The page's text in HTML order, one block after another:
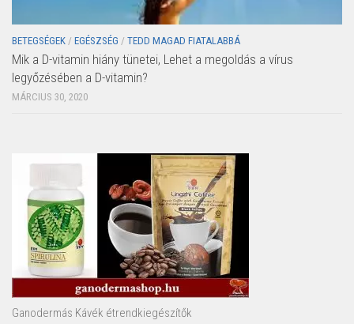
BETEGSÉGEK / EGÉSZSÉG / TEDD MAGAD FIATALABBÁ
Mik a D-vitamin hiány tünetei, Lehet a megoldás a vírus
legyőzésében a D-vitamin?
MÁRCIUS 30, 2020
Ganodermás Kávék étrendkiegészítők